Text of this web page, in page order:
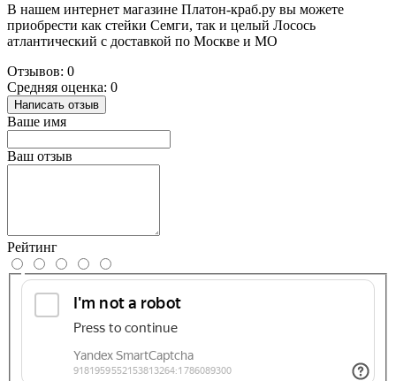
В нашем интернет магазине Платон-краб.ру вы можете
приобрести как стейки Семги, так и целый Лосось
атлантический с доставкой по Москве и МО
Отзывов: 0
Средняя оценка: 0
Написать отзыв
Ваше имя
Ваш отзыв
Рейтинг